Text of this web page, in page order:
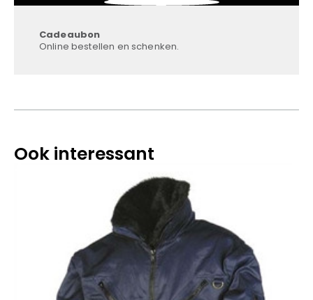
Cadeaubon
Online bestellen en schenken.
Ook interessant